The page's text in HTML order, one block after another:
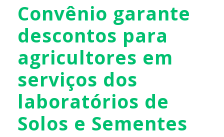
Convênio garante
descontos para
agricultores em
serviços dos
laboratórios de
Solos e Sementes